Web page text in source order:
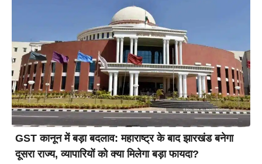
GST कानून में बड़ा बदलाव: महाराष्ट्र के बाद झारखंड बनेगा
दूसरा राज्य, व्यापारियों को क्या मिलेगा बड़ा फायदा?